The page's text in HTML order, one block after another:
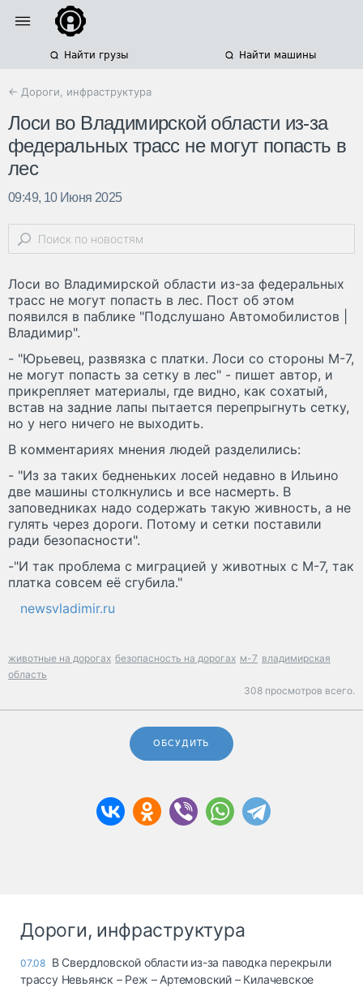
Найти грузы Найти машины
← Дороги, инфраструктура
Лоси во Владимирской области из-за
федеральных трасс не могут попасть в
лес
09:49, 10 Июня 2025
Лоси во Владимирской области из-за федеральных
трасс не могут попасть в лес. Пост об этом
появился в паблике "Подслушано Автомобилистов |
Владимир".
- "Юрьевец, развязка с платки. Лоси со стороны М-7,
не могут попасть за сетку в лес" - пишет автор, и
прикрепляет материалы, где видно, как сохатый,
встав на задние лапы пытается перепрыгнуть сетку,
но у него ничего не выходить.
В комментариях мнения людей разделились:
- "Из за таких бедненьких лосей недавно в Ильино
две машины столкнулись и все насмерть. В
заповедниках надо содержать такую живность, а не
гулять через дороги. Потому и сетки поставили
ради безопасности".
-"И так проблема с миграцией у животных с М-7, так
платка совсем её сгубила."
newsvladimir.ru
животные на дорогах безопасность на дорогах м-7 владимирская
область
308 просмотров всего.
ОБСУДИТЬ
Дороги, инфраструктура
07.08 В Свердловской области из-за паводка перекрыли
трассу Невьянск – Реж – Артемовский – Килачевское